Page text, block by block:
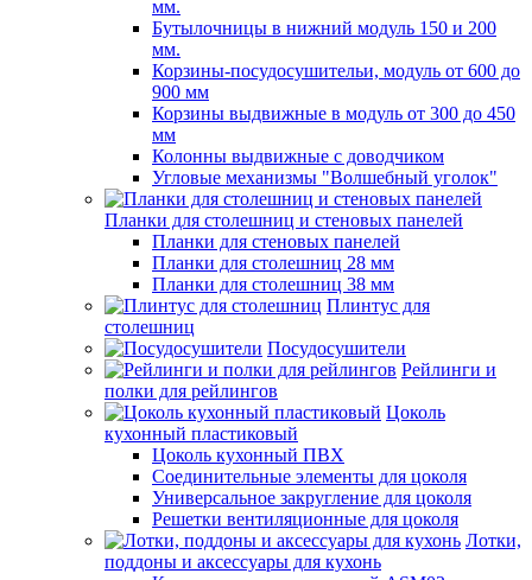
мм.
Бутылочницы в нижний модуль 150 и 200
мм.
Корзины-посудосушительи, модуль от 600 до
900 мм
Корзины выдвижные в модуль от 300 до 450
мм
Колонны выдвижные с доводчиком
Угловые механизмы "Волшебный уголок"
Планки для столешниц и стеновых панелей
Планки для стеновых панелей
Планки для столешниц 28 мм
Планки для столешниц 38 мм
Плинтус для
столешниц
Посудосушители
Рейлинги и
полки для рейлингов
Цоколь
кухонный пластиковый
Цоколь кухонный ПВХ
Соединительные элементы для цоколя
Универсальное закругление для цоколя
Решетки вентиляционные для цоколя
Лотки,
поддоны и аксессуары для кухонь